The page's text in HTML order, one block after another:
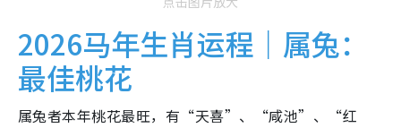
2026马年生肖运程｜属兔：
最佳桃花
属兔者本年桃花最旺，有“天喜”、“咸池”、“红